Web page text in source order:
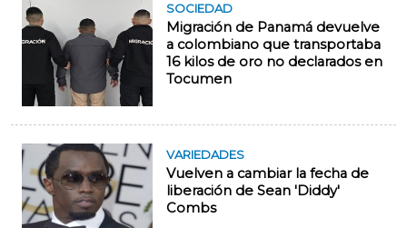
SOCIEDAD
Migración de Panamá devuelve
a colombiano que transportaba
16 kilos de oro no declarados en
Tocumen
VARIEDADES
Vuelven a cambiar la fecha de
liberación de Sean 'Diddy'
Combs